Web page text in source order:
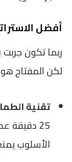
أفضل
ربما تكون
لكن المفتاح هو
تقنية
الأسلوب